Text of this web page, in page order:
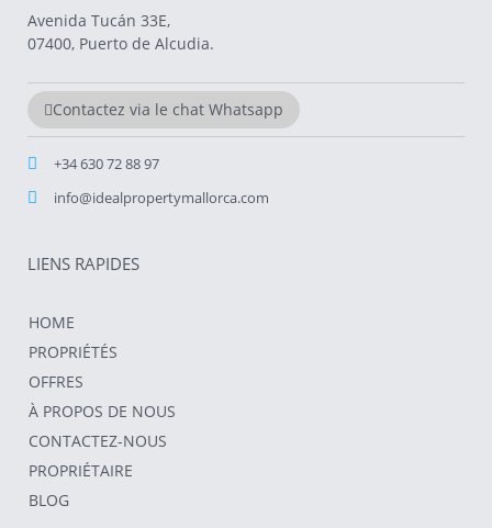
Avenida Tucán 33E,
07400, Puerto de Alcudia.
Contactez via le chat Whatsapp
+34 630 72 88 97
info@idealpropertymallorca.com
LIENS RAPIDES
HOME
PROPRIÉTÉS
OFFRES
À PROPOS DE NOUS
CONTACTEZ-NOUS
PROPRIÉTAIRE
BLOG